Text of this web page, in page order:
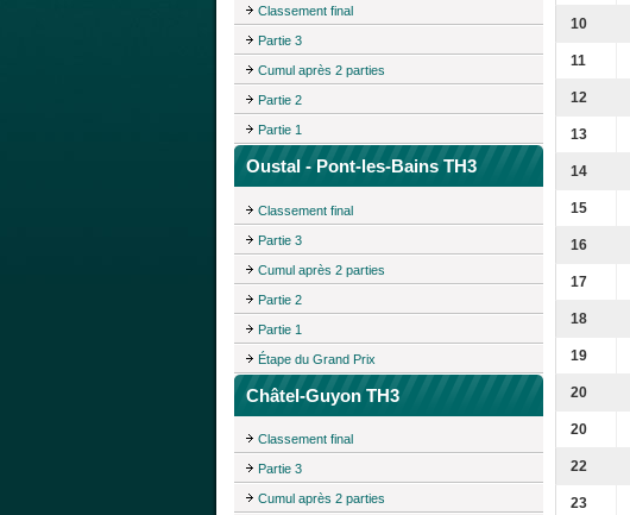
Classement final
Partie 3
Cumul après 2 parties
Partie 2
Partie 1
Oustal - Pont-les-Bains TH3
Classement final
Partie 3
Cumul après 2 parties
Partie 2
Partie 1
Étape du Grand Prix
Châtel-Guyon TH3
Classement final
Partie 3
Cumul après 2 parties
10
11
12
13
14
15
16
17
18
19
20
20
22
23